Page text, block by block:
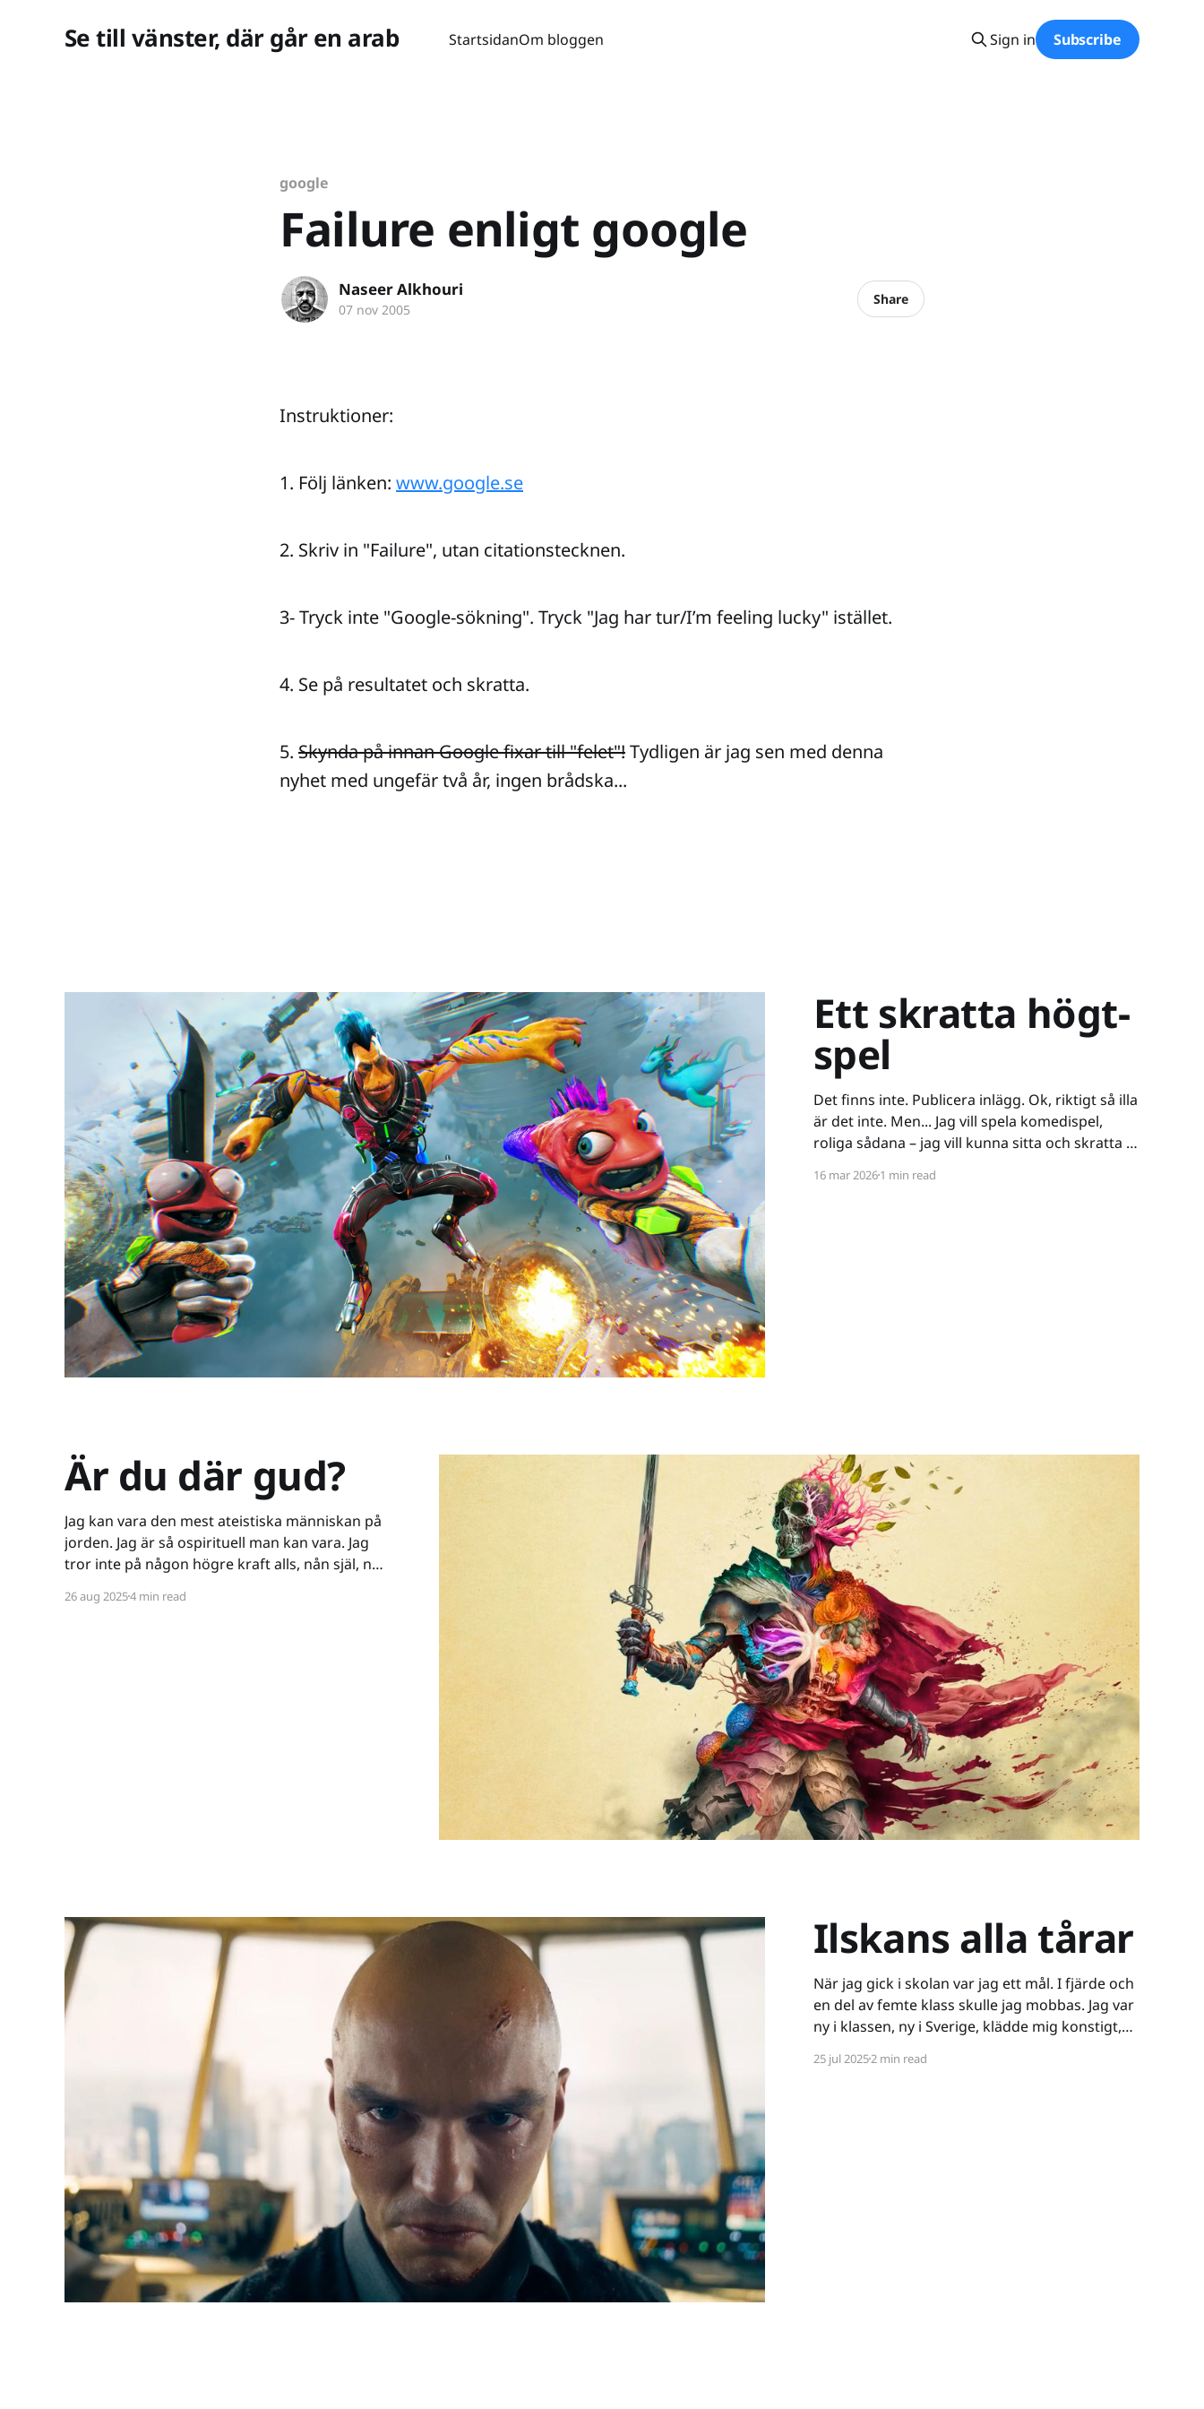
Se till vänster, där går en arab StartsidanOm bloggen Sign in Subscribe
google
Failure enligt google
Naseer Alkhouri
07 nov 2005
Share
Instruktioner:
1. Följ länken: www.google.se
2. Skriv in "Failure", utan citationstecknen.
3- Tryck inte "Google-sökning". Tryck "Jag har tur/I’m feeling lucky" istället.
4. Se på resultatet och skratta.
5. Skynda på innan Google fixar till "felet"!Tydligen är jag sen med denna
nyhet med ungefär två år, ingen brådska...
Ett skratta högt-
spel
Det finns inte. Publicera inlägg. Ok, riktigt så illa
är det inte. Men... Jag vill spela komedispel,
roliga sådana – jag vill kunna sitta och skratta åt
antingen in sig på ett kiss och bajs-spår eller så
16 mar 20261 min read
Är du där gud?
Jag kan vara den mest ateistiska människan på
jorden. Jag är så ospirituell man kan vara. Jag
tror inte på någon högre kraft alls, nån själ, nåt
och öde - till den grad att jag till och med vägrar
26 aug 20254 min read
Ilskans alla tårar
När jag gick i skolan var jag ett mål. I fjärde och
en del av femte klass skulle jag mobbas. Jag var
ny i klassen, ny i Sverige, klädde mig konstigt,
eller knopp. Ett lätt offer. Det började verbalt
25 jul 20252 min read